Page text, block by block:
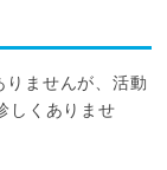
ませんが、活動
しくありませ